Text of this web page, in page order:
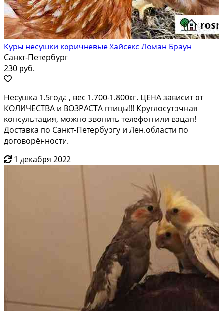
Куры несушки коричневые Хайсекс Ломан Браун
Санкт-Петербург
230 руб.
Несушка 1.5года , вес 1.700-1.800кг. ЦЕНА зависит от
КОЛИЧЕСТВА и ВОЗРАСТА птицы!!! Круглосуточная
консультация, можно звонить телефон или вацап!
Доставка по Санкт-Петербургу и Лен.области по
договорённости.
1 декабря 2022